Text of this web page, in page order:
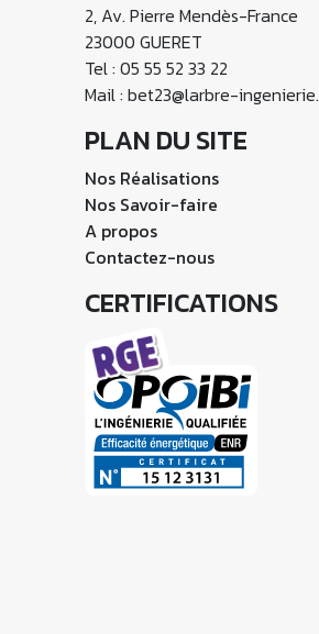
2, Av. Pierre Mendès-France
23000 GUERET
Tel : 05 55 52 33 22
Mail : bet23@larbre-
PLAN DU SITE
Nos Réalisations
Nos Savoir-faire
A propos
Contactez-nous
CERTIFICATIONS